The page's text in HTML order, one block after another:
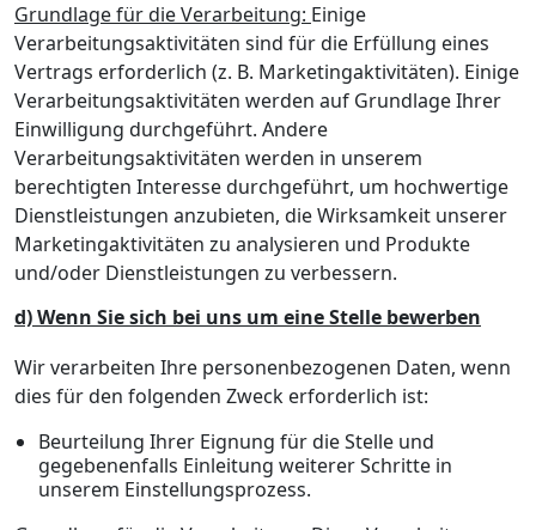
Grundlage für die Verarbeitung: Einige
Verarbeitungsaktivitäten sind für die Erfüllung eines
Vertrags erforderlich (z. B. Marketingaktivitäten). Einige
Verarbeitungsaktivitäten werden auf Grundlage Ihrer
Einwilligung durchgeführt. Andere
Verarbeitungsaktivitäten werden in unserem
berechtigten Interesse durchgeführt, um hochwertige
Dienstleistungen anzubieten, die Wirksamkeit unserer
Marketingaktivitäten zu analysieren und Produkte
und/oder Dienstleistungen zu verbessern.
d) Wenn Sie sich bei uns um eine Stelle bewerben
Wir verarbeiten Ihre personenbezogenen Daten, wenn
dies für den folgenden Zweck erforderlich ist:
Beurteilung Ihrer Eignung für die Stelle und
gegebenenfalls Einleitung weiterer Schritte in
unserem Einstellungsprozess.